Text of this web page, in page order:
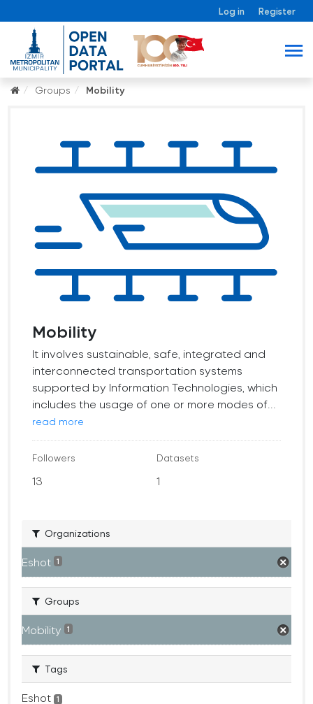
Log in Register
Groups Mobility
Mobility
It involves sustainable, safe, integrated and
interconnected transportation systems
supported by Information Technologies, which
includes the usage of one or more modes of...
read more
Followers
13
Datasets
1
Organizations
Eshot 1
Groups
Mobility 1
Tags
Eshot 1